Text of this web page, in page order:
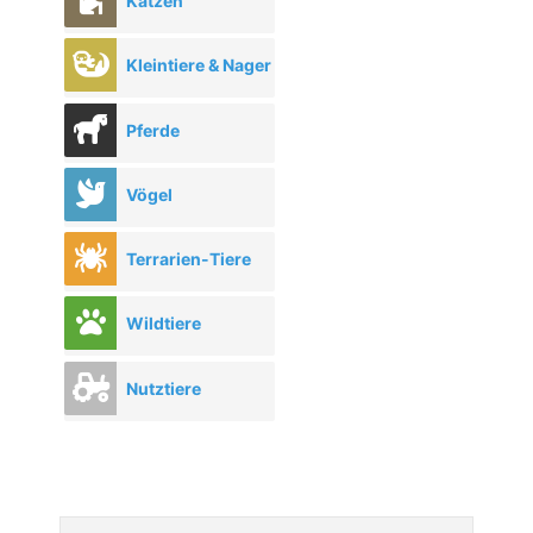
Kleintiere & Nager
Pferde
Vögel
Terrarien-Tiere
Wildtiere
Nutztiere